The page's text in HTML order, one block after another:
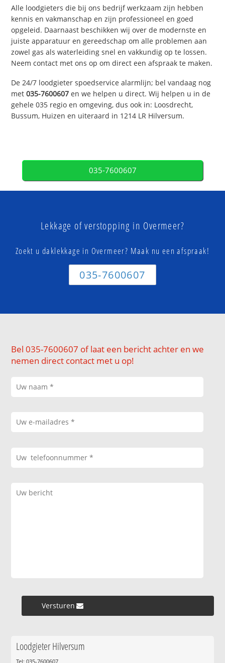
Alle loodgieters die bij ons bedrijf werkzaam zijn hebben
kennis en vakmanschap en zijn professioneel en goed
opgeleid. Daarnaast beschikken wij over de modernste en
juiste apparatuur en gereedschap om alle problemen aan
zowel gas als waterleiding snel en vakkundig op te lossen.
Neem contact met ons op om direct een afspraak te maken.
De 24/7 loodgieter spoedservice alarmlijn; bel vandaag nog
met035-7600607 en we helpen u direct. Wij helpen u in de
gehele 035 regio en omgeving, dus ook in: Loosdrecht,
Bussum, Huizen en uiteraard in 1214 LR Hilversum.
035-7600607
Lekkage of verstopping in Overmeer?
Zoekt u daklekkage in Overmeer? Maak nu een afspraak!
035-7600607
Bel 035-7600607 of laat een bericht achter en we
nemen direct contact met u op!
Versturen »
Loodgieter Hilversum
Tel: 035-7600607